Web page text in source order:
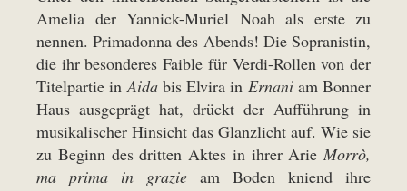
Amelia der Yannick-Muriel Noah als erste zu
nennen. Primadonna des Abends! Die Sopranistin,
die ihr besonderes Faible für Verdi-Rollen von der
Titelpartie inAidabis Elvira in Ernaniam Bonner
Haus ausgeprägt hat, drückt der Aufführung in
musikalischer Hinsicht das Glanzlicht auf. Wie sie
zu Beginn des dritten Aktes in ihrer Arie Morrò,
ma prima in grazie am Boden kniend ihre